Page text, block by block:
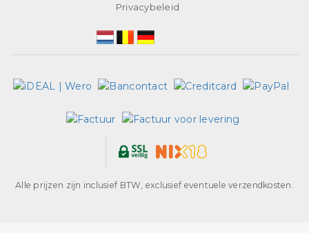
Privacybeleid
Alle prijzen zijn inclusief BTW, exclusief eventuele verzendkosten.